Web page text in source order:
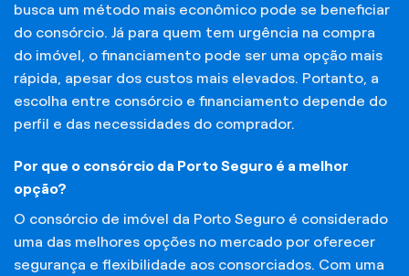
busca um método mais econômico pode se beneficiar
do consórcio. Já para quem tem urgência na compra
do imóvel, o financiamento pode ser uma opção mais
rápida, apesar dos custos mais elevados. Portanto, a
escolha entre consórcio e financiamento depende do
perfil e das necessidades do comprador.
Por que o consórcio da Porto Seguro é a melhor
opção?
O consórcio de imóvel da Porto Seguro é considerado
uma das melhores opções no mercado por oferecer
segurança e flexibilidade aos consorciados. Com uma